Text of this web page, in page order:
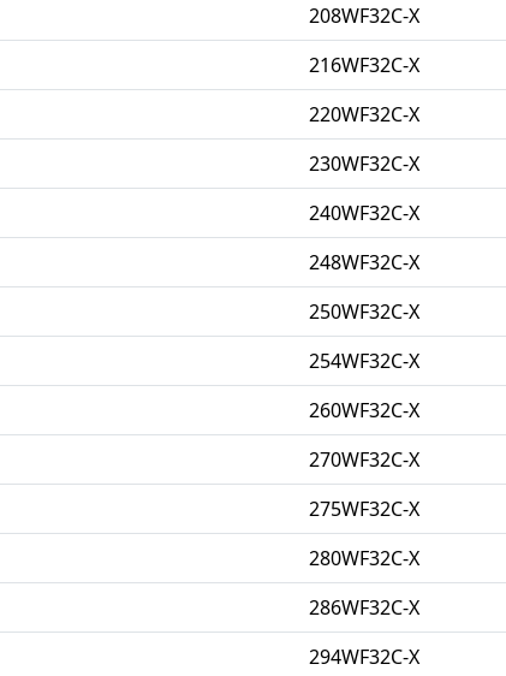
208WF32C-X
216WF32C-X
220WF32C-X
230WF32C-X
240WF32C-X
248WF32C-X
250WF32C-X
254WF32C-X
260WF32C-X
270WF32C-X
275WF32C-X
280WF32C-X
286WF32C-X
294WF32C-X